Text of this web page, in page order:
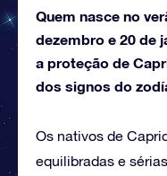
Quem nasce no
dezembro e 20 de
a proteção de
dos signos do
Os nativos de
equilibradas e